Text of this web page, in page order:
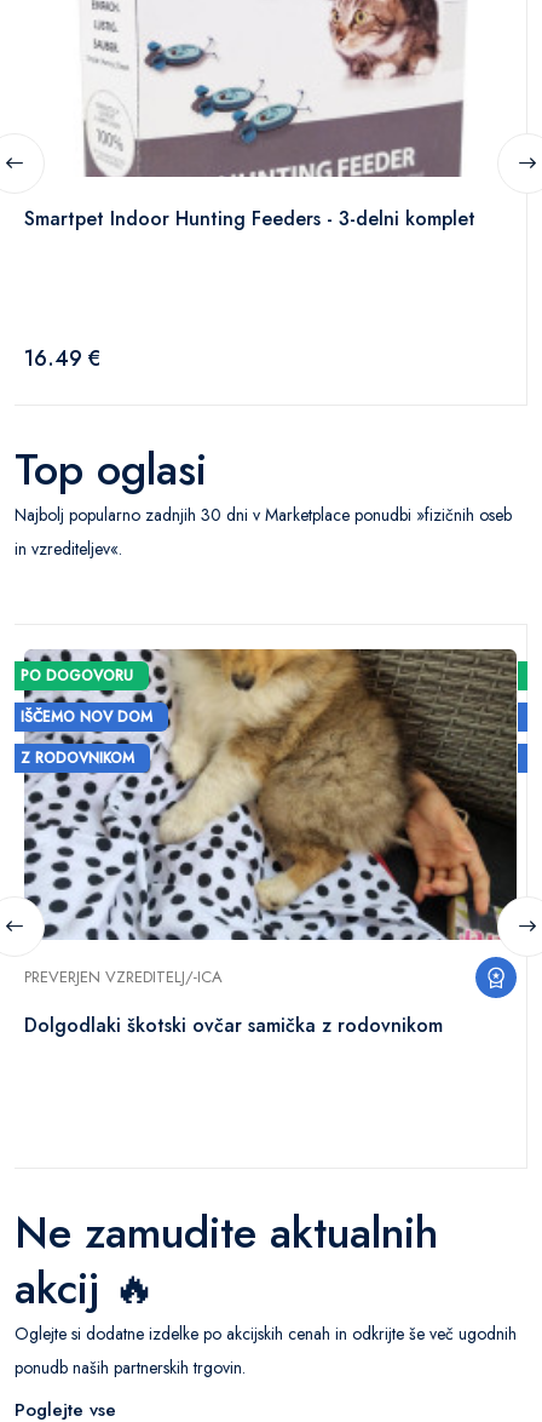
Smartpet Indoor Hunting Feeders - 3-delni komplet
16.49 €
Top oglasi
Najbolj popularno zadnjih 30 dni v Marketplace ponudbi »fizičnih oseb
in vzrediteljev«.
PO DOGOVORU
IŠČEMO NOV DOM
Z RODOVNIKOM
PREVERJEN VZREDITELJ/-ICA
Dolgodlaki škotski ovčar samička z rodovnikom
Ne zamudite aktualnih
akcij 🔥
Oglejte si dodatne izdelke po akcijskih cenah in odkrijte še več ugodnih
ponudb naših partnerskih trgovin.
Poglejte vse